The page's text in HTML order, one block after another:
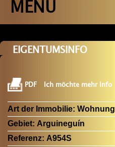
MENU
EIGENTUMSINFO
PDF Ich möchte mehr Info
Art der Immobilie: Wohnung
Gebiet: Arguineguín
Referenz: A954S